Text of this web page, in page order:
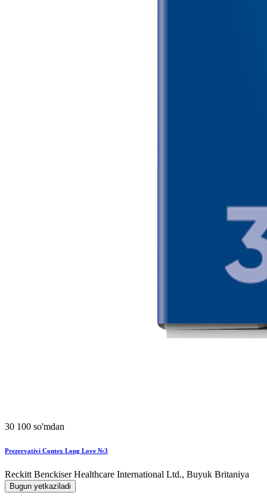
30 100 so'mdan
Prezervativi Contex Long Love №3
Reckitt Benckiser Healthcare International Ltd., Buyuk Britaniya
Bugun yetkaziladi